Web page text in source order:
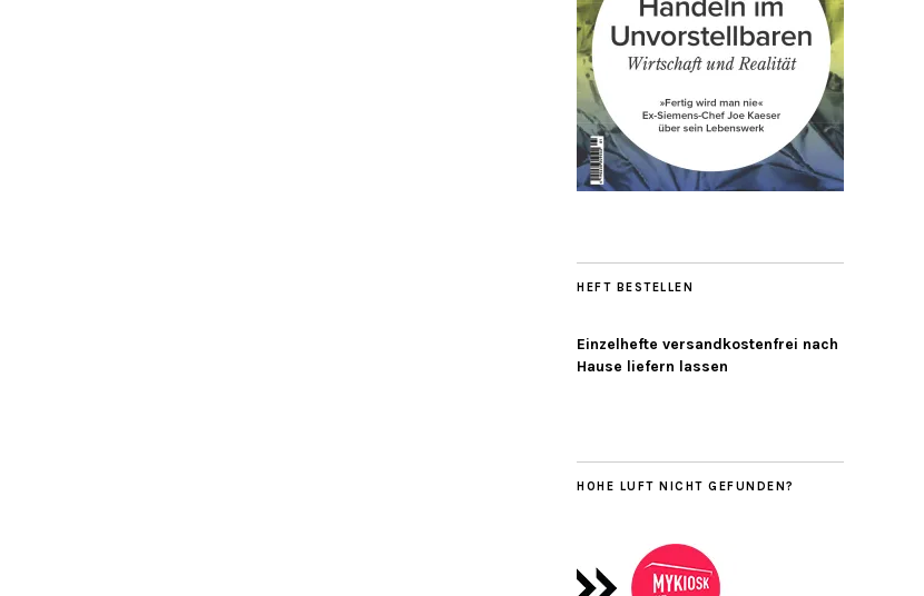
HEFT BESTELLEN
Einzelhefte versandkostenfrei nach
Hause liefern lassen
HOHE LUFT NICHT GEFUNDEN?